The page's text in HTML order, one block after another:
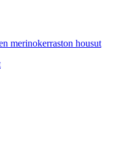
merinokerraston housut